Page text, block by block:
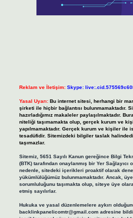
Reklam ve İletişim: Skype:
Yasal Uyarı: Bu internet sitesi, herhangi bir
şirketi ile hiçbir bağlantısı bulunmamaktadır.
hazırladığımız makaleler paylaşılmaktadır.
niteliği taşımamakta olup, gerçek kurum ve
yapılmamaktadır. Gerçek kurum ve kişiler ile
tesadüfidir. Sitemizdeki bilgiler taslak
taşımazlar.
Sitemiz, 5651 Sayılı Kanun gereğince Bilgi
(BTK) tarafından onaylanmış bir Yer
nedenle, sitedeki içerikleri proaktif olarak
yükümlülüğümüz bulunmamaktadır. Ancak,
sorumluluğunu taşımakta olup, siteye üye
etmiş sayılırlar.
Hukuka ve yasal düzenlemelere aykırı
backlinkpanelicomtr@gmail.comadresine